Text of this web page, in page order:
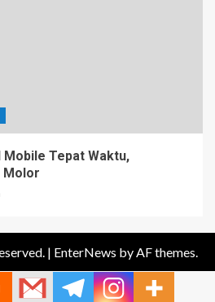
Mobile Tepat Waktu,
Molor
| EnterNews by AF themes.